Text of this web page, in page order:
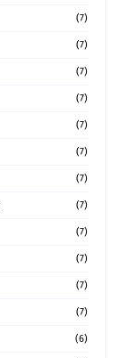
(7)
(7)
(7)
(7)
(7)
(7)
(7)
(7)
(7)
(7)
(7)
(7)
(6)